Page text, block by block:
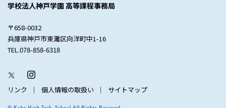
学校法人神戸学園 高等課程事務局
〒658-0032
兵庫県神戸市東灘区向洋町中1-16
TEL.078-858-6318
リンク 個人情報の取扱い サイトマップ